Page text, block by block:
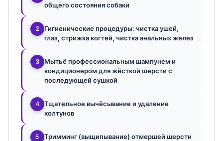
общего состояния собаки
2
Гигиенические процедуры: чистка ушей,
глаз, стрижка когтей, чистка анальных желез
3
Мытьё профессиональным шампунем и
кондиционером для жёсткой шерсти с
последующей сушкой
4
Тщательное вычёсывание и удаление
колтунов
5
Тримминг (выщипывание) отмершей шерсти